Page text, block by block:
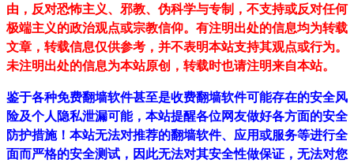
由，反对恐怖主义、邪教、伪科学与专制，不支持或反对任何
极端主义的政治观点或宗教信仰。有注明出处的信息均为转载
文章，转载信息仅供参考，并不表明本站支持其观点或行为。
未注明出处的信息为本站原创，转载时也请注明来自本站。
鉴于各种免费翻墙软件甚至是收费翻墙软件可能存在的安全风
险及个人隐私泄漏可能，本站提醒各位网友做好各方面的安全
防护措施！本站无法对推荐的翻墙软件、应用或服务等进行全
面而严格的安全测试，因此无法对其安全性做保证，无法对您